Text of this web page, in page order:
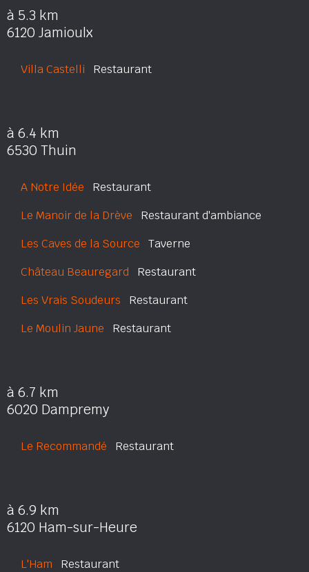
à 5.3 km
6120 Jamioulx
Villa Castelli Restaurant
à 6.4 km
6530 Thuin
A Notre Idée Restaurant
Le Manoir de la Drève Restaurant d'ambiance
Les Caves de la Source Taverne
Château Beauregard Restaurant
Les Vrais Soudeurs Restaurant
Le Moulin Jaune Restaurant
à 6.7 km
6020 Dampremy
Le Recommandé Restaurant
à 6.9 km
6120 Ham-sur-Heure
L'Ham Restaurant